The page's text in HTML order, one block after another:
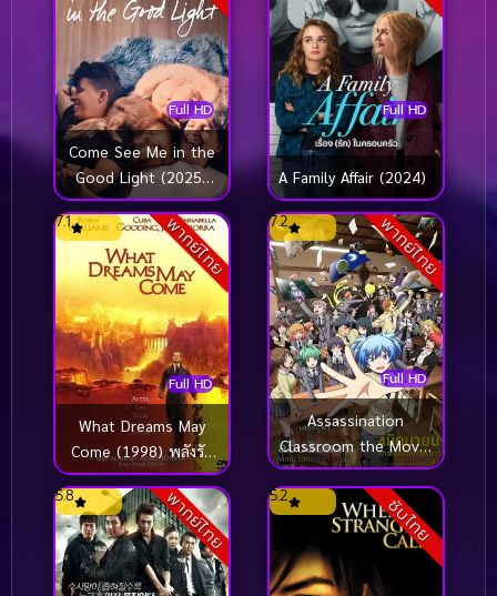
Full HD
Come See Me in the
Good Light (2025)
แสงแห่งความทรงจำ
Full HD
A Family Affair (2024)
พากย์ไทย
Full HD
7.1
What Dreams May
Come (1998) พลังรัก
ข้ามขอบฟ้า ตามรักถึง
สวรรค์
พากย์ไทย
Full HD
7.2
Assassination
Classroom the Movie
Our Time ห้องเรียน
ลอบสังหาร เดอะ มูฟวี่
ห้วงเวลาของพวกเรา
พากย์ไทย
5.8 ซับไทย
5.2